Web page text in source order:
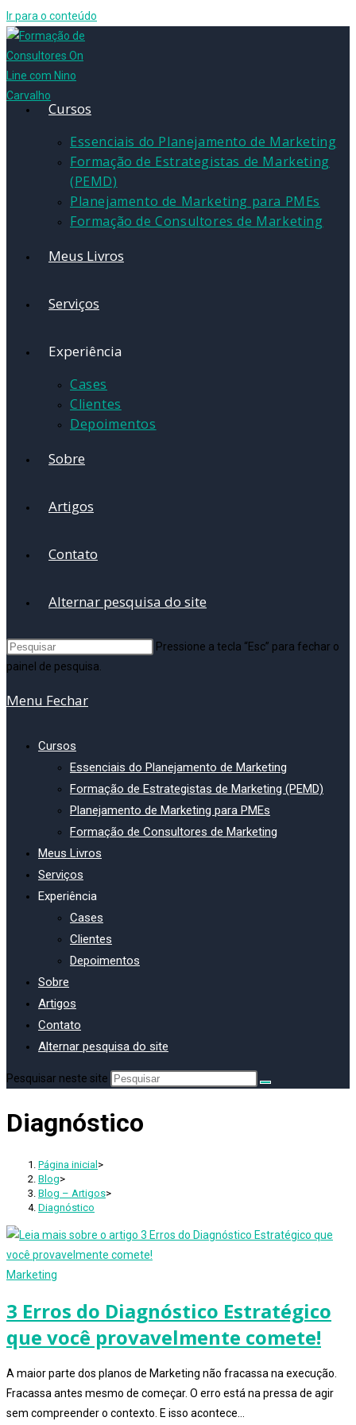
Ir para o conteúdo
Cursos
Essenciais do Planejamento de Marketing
Formação de Estrategistas de Marketing
(PEMD)
Planejamento de Marketing para PMEs
Formação de Consultores de Marketing
Meus Livros
Serviços
Experiência
Cases
Clientes
Depoimentos
Sobre
Artigos
Contato
Alternar pesquisa do site
Pressione a tecla “Esc” para fechar o
painel de pesquisa.
Menu Fechar
Cursos
Essenciais do Planejamento de Marketing
Formação de Estrategistas de Marketing (PEMD)
Planejamento de Marketing para PMEs
Formação de Consultores de Marketing
Meus Livros
Serviços
Experiência
Cases
Clientes
Depoimentos
Sobre
Artigos
Contato
Alternar pesquisa do site
Pesquisar neste site
Diagnóstico
Página inicial >
Blog>
Blog – Artigos>
Diagnóstico
Marketing
3 Erros do Diagnóstico Estratégico
que você provavelmente comete!
A maior parte dos planos de Marketing não fracassa na execução.
Fracassa antes mesmo de começar. O erro está na pressa de agir
sem compreender o contexto. E isso acontece…